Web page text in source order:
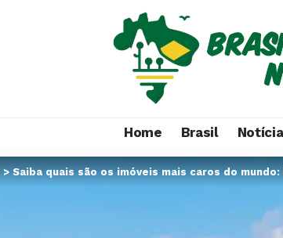
Home Brasil
>Saiba quais são os imóveis mais caros do